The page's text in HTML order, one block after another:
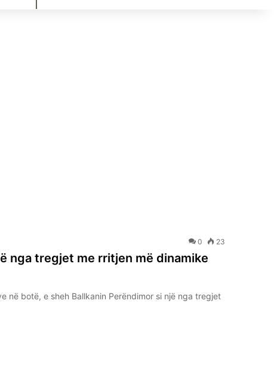
0 23
nga tregjet me rritjen më dinamike
në botë, e sheh Ballkanin Perëndimor si një nga tregjet